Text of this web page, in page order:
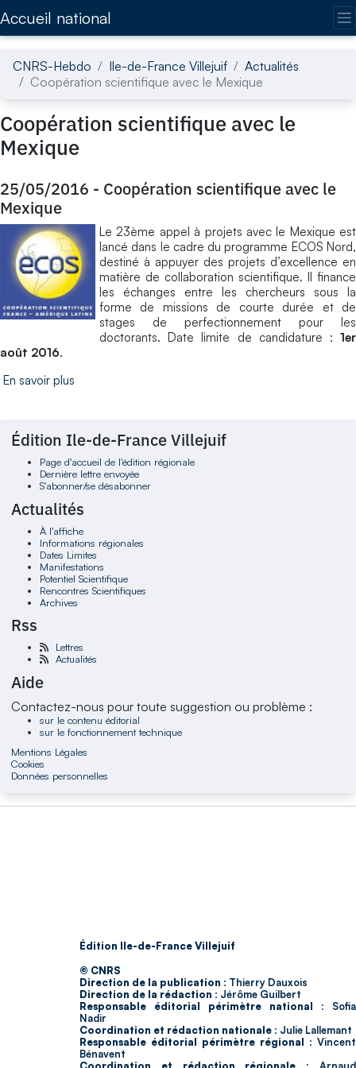
Accueil national
CNRS-Hebdo Ile-de-France Villejuif
Actualités
Coopération scientifique avec le Mexique
Coopération scientifique avec le
Mexique
25/05/2016 - Coopération scientifique avec le
Mexique
Le 23ème appel à projets avec le Mexique est
lancé dans le cadre du programme ECOS Nord,
destiné à appuyer des projets d’excellence en
matière de collaboration scientifique. Il finance
les échanges entre les chercheurs sous la
forme de missions de courte durée et de
stages de perfectionnement pour les
doctorants. Date limite de candidature : 1er
août 2016.
En savoir plus
Édition Ile-de-France Villejuif
Page d'accueil de l'édition régionale
Dernière lettre envoyée
S'abonner/se désabonner
Actualités
À l'affiche
Informations régionales
Dates Limites
Manifestations
Potentiel Scientifique
Rencontres Scientifiques
Archives
Rss
Lettres
Actualités
Aide
Contactez-nous pour toute suggestion ou problème :
sur le contenu éditorial
sur le fonctionnement technique
Mentions Légales
Cookies
Données personnelles
Édition Ile-de-France Villejuif
© CNRS
Direction de la publication : Thierry Dauxois
Direction de la rédaction : Jérôme Guilbert
Responsable éditorial périmètre national : Sofia
Nadir
Coordination et rédaction nationale : Julie Lallemant
Responsable éditorial périmètre régional : Vincent
Bénavent